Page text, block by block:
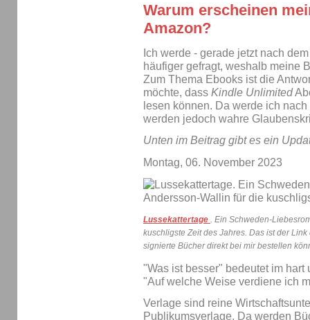
Warum erscheinen
Amazon?
Ich werde - gerade jetzt nach
häufiger gefragt, weshalb meine
Zum Thema Ebooks ist die
möchte, dass Kindle Unlimited
lesen können. Da werde ich
werden jedoch wahre
Unten im Beitrag gibt es ein
Montag, 06. November 2023
Lussekattertage
. Ein Schweden-
kuschligste Zeit des Jahres. Das ist der
signierte Bücher direkt bei mir bestellen
"Was ist besser" bedeutet im
"Auf welche Weise verdiene ich
Verlage sind reine
Publikumsverlage. Da werden